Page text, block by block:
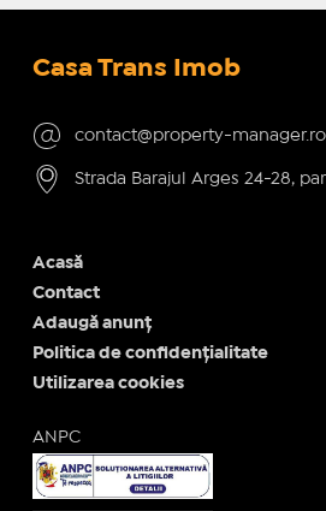
Casa Trans Imob
contact@property-manager.ro
Strada Barajul Arges 24-28,
Acasă
Contact
Adaugă anunț
Politica de confidențialitate
Utilizarea cookies
ANPC